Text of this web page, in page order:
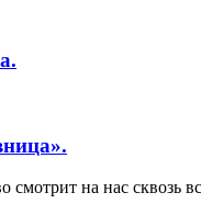
на нас сквозь